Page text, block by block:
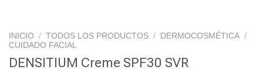
INICIO / TODOS LOS PRODUCTOS / DERMOCOSMÉTICA /
CUIDADO FACIAL
DENSITIUM Creme SPF30 SVR